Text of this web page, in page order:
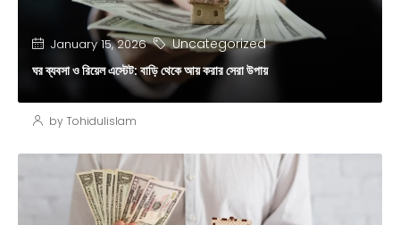
January 15, 2026 Uncategorized
ঘর ব্যবসা ও রিয়েল এস্টেট: বাড়ি থেকে আয় করার সেরা উপায়
by Tohidulislam